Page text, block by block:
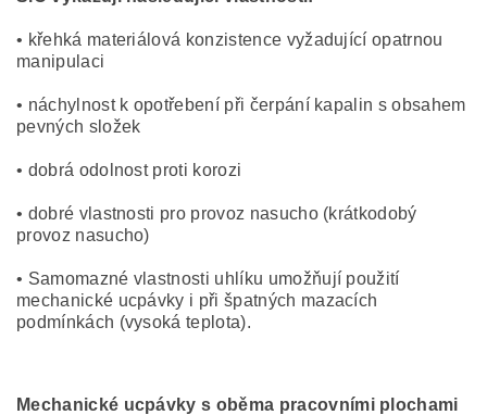
• křehká materiálová konzistence vyžadující opatrnou
manipulaci
• náchylnost k opotřebení při čerpání kapalin s obsahem
pevných složek
• dobrá odolnost proti korozi
• dobré vlastnosti pro provoz nasucho (krátkodobý
provoz nasucho)
• Samomazné vlastnosti uhlíku umožňují použití
mechanické ucpávky i při špatných mazacích
podmínkách (vysoká teplota).
Mechanické ucpávky s oběma pracovními plochami